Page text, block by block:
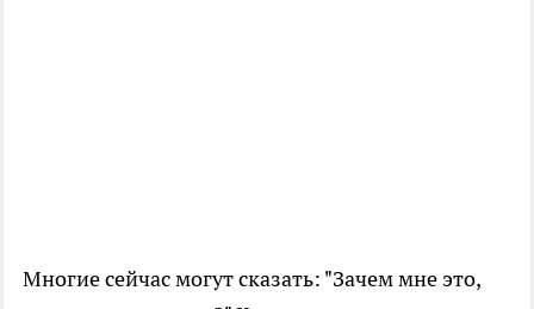
Многие сейчас могут сказать: "Зачем мне это,